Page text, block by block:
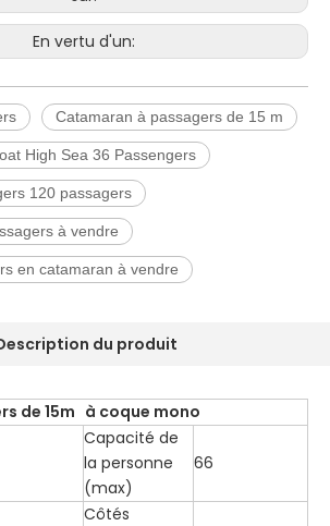
En vertu d'un:
Catamaran à passagers de 15 m
High Sea 36 Passengers
120 passagers
à vendre
en catamaran à vendre
du produit
de 15m à coque mono
Capacité de
la personne
(max)
66
Côtés